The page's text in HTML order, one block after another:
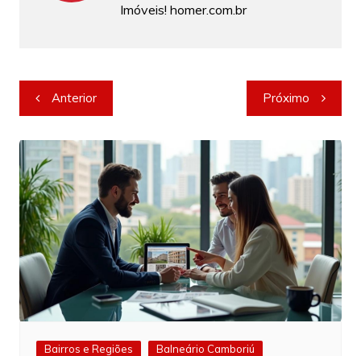
Imóveis! homer.com.br
Navegação
de
Post
Anterior Próximo
Bairros e Regiões
Balneário Camboriú